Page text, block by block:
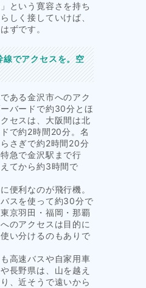
という寛容さを持ち
しく接していけば、
ずです。
線でアクセスを。空
ある金沢市へのアク
バードで約30分とほ
セスは、大阪間は北
で約2時間20分。名
さぎで約2時間20分
急で金沢駅まで行
てから約3時間で
便利なのが飛行機。
スを使って約30分で
京羽田・福岡・那覇
のアクセスは目的に
い分けるのもありで
高速バスや自家用車
長野県は、山を越え
、近そうで遠いから